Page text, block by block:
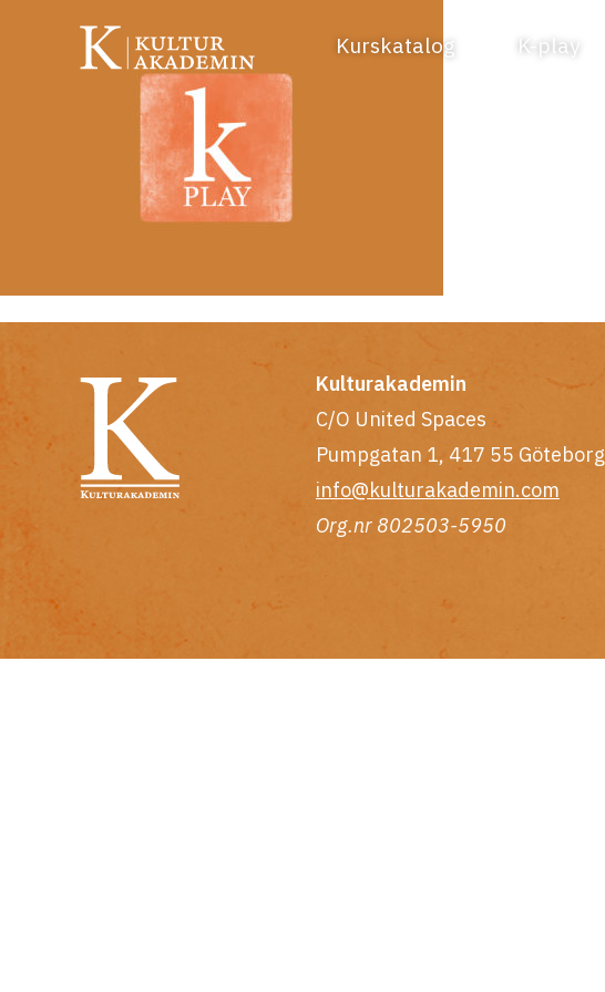
Kurskatalog K-play
Kulturakademin
C/O United Spaces
Pumpgatan 1, 417 55 Göteborg
info@kulturakademin.com
Org.nr 802503-5950